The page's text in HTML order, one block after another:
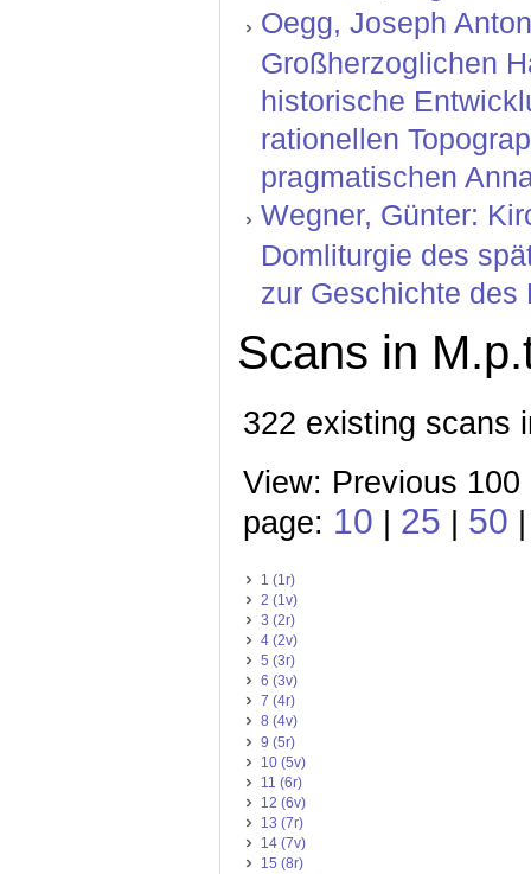
Oegg, Joseph
Großherzoglichen
historische
rationellen
pragmatischen
Wegner, Günter:
Domliturgie des
zur Geschichte des
Scans in
322 existing scans
View: Previous
page: 10 25 50
1 (1r)
2 (1v)
3 (2r)
4 (2v)
5 (3r)
6 (3v)
7 (4r)
8 (4v)
9 (5r)
10 (5v)
11 (6r)
12 (6v)
13 (7r)
14 (7v)
15 (8r)